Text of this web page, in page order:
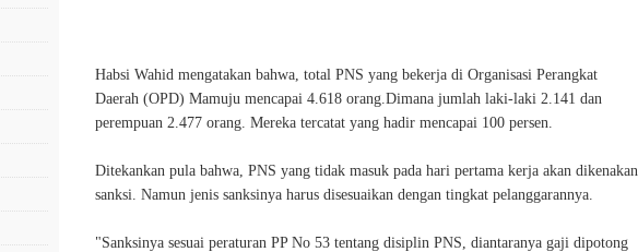
Habsi Wahid mengatakan bahwa, total PNS yang bekerja di Organisasi Perangkat
Daerah (OPD) Mamuju mencapai 4.618 orang.Dimana jumlah laki-laki 2.141 dan
perempuan 2.477 orang. Mereka tercatat yang hadir mencapai 100 persen.
Ditekankan pula bahwa, PNS yang tidak masuk pada hari pertama kerja akan dikenakan
sanksi. Namun jenis sanksinya harus disesuaikan dengan tingkat pelanggarannya.
"Sanksinya sesuai peraturan PP No 53 tentang disiplin PNS, diantaranya gaji dipotong